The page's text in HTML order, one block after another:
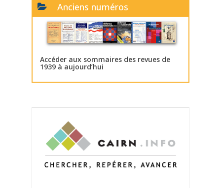
Anciens numéros
Accéder aux sommaires des revues de
1939 à aujourd’hui